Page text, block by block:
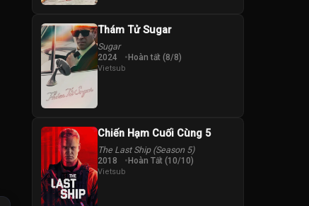
Thám Tử Sugar
Sugar
2024 Hoàn tất (8/8)
Vietsub
Chiến Hạm Cuối Cùng 5
The Last Ship (Season 5)
2018 Hoàn Tất (10/10)
Vietsub